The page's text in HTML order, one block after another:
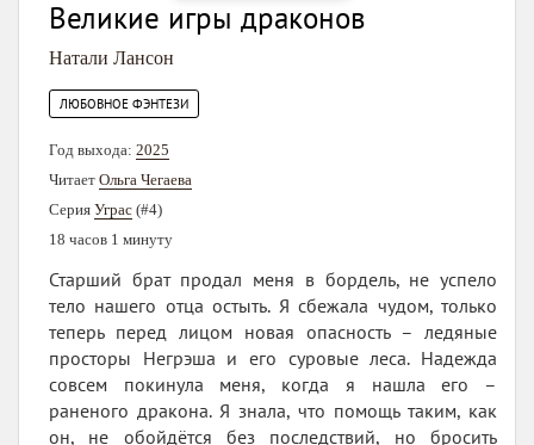
Великие игры драконов
Натали Лансон
ЛЮБОВНОЕ ФЭНТЕЗИ
Год выхода: 2025
Читает Ольга Чегаева
Серия Уграс (#4)
18 часов 1 минуту
Старший брат продал меня в бордель, не успело
тело нашего отца остыть. Я сбежала чудом, только
теперь перед лицом новая опасность – ледяные
просторы Негрэша и его суровые леса. Надежда
совсем покинула меня, когда я нашла его –
раненого дракона. Я знала, что помощь таким, как
он, не обойдётся без последствий, но бросить